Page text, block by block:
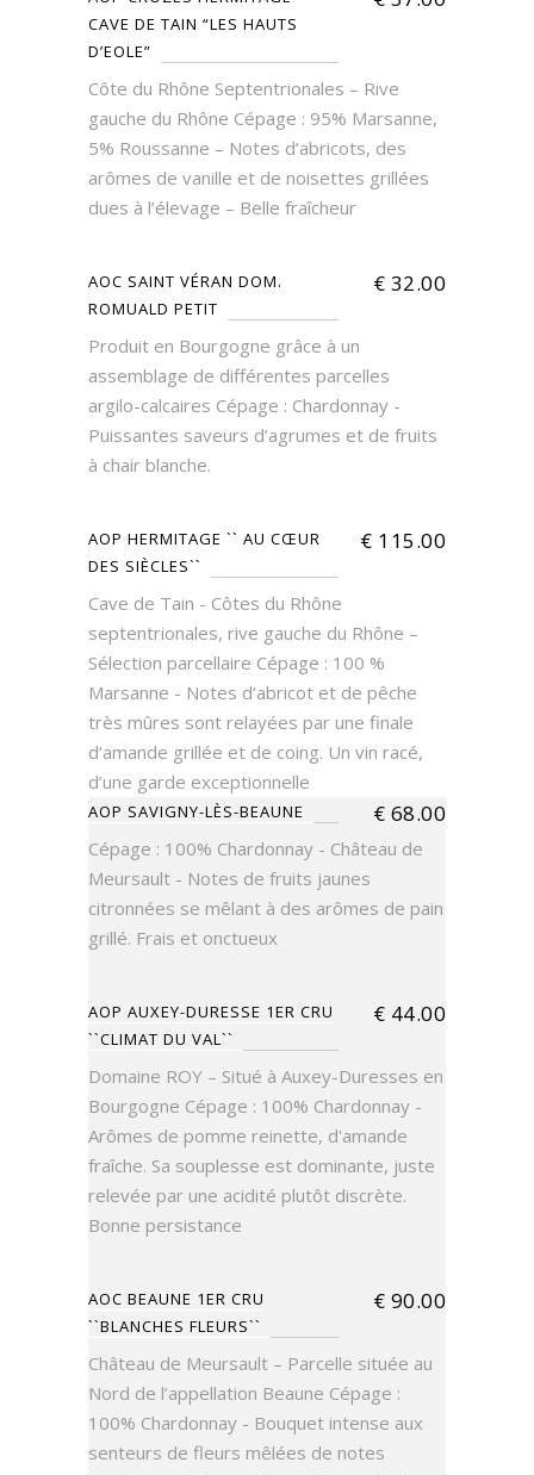
CAVE DE TAIN “LES HAUTS
D’EOLE”
Côte du Rhône Septentrionales – Rive
gauche du Rhône Cépage : 95% Marsanne,
5% Roussanne – Notes d’abricots, des
arômes de vanille et de noisettes grillées
dues à l’élevage – Belle fraîcheur
AOC SAINT VÉRAN DOM.
ROMUALD PETIT
€ 32.00
Produit en Bourgogne grâce à un
assemblage de différentes parcelles
argilo-calcaires Cépage : Chardonnay -
Puissantes saveurs d’agrumes et de fruits
à chair blanche.
AOP HERMITAGE `` AU CŒUR
DES SIÈCLES``
€ 115.00
Cave de Tain - Côtes du Rhône
septentrionales, rive gauche du Rhône –
Sélection parcellaire Cépage : 100 %
Marsanne - Notes d’abricot et de pêche
très mûres sont relayées par une finale
d’amande grillée et de coing. Un vin racé,
d’une garde exceptionnelle
AOP SAVIGNY-LÈS-BEAUNE € 68.00
Cépage : 100% Chardonnay - Château de
Meursault - Notes de fruits jaunes
citronnées se mêlant à des arômes de pain
grillé. Frais et onctueux
AOP AUXEY-DURESSE 1ER CRU
``CLIMAT DU VAL``
€ 44.00
Domaine ROY – Situé à Auxey-Duresses en
Bourgogne Cépage : 100% Chardonnay -
Arômes de pomme reinette, d'amande
fraîche. Sa souplesse est dominante, juste
relevée par une acidité plutôt discrète.
Bonne persistance
AOC BEAUNE 1ER CRU
``BLANCHES FLEURS``
€ 90.00
Château de Meursault – Parcelle située au
Nord de l’appellation Beaune Cépage :
100% Chardonnay - Bouquet intense aux
senteurs de fleurs mêlées de notes